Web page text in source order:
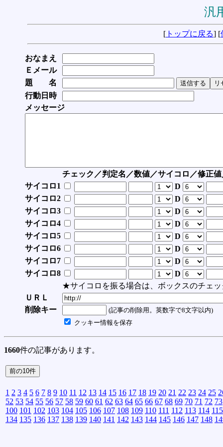
汎
[ トップに戻る] [
おなまえ
Ｅメール
題 名
行動日時
メッセージ
チェック／判定名／数値／サイコロ／修正
サイコロ1
D
サイコロ2
D
サイコロ3
D
サイコロ4
D
サイコロ5
D
サイコロ6
D
サイコロ7
D
サイコロ8
D
★サイコロを振る場合は、ボックスのチェッ
ＵＲＬ
削除キー
(記事の削除用。英数字で8文字以内)
クッキー情報を保存
1660件の記事があります。
1 2 3 4 5 6 7 8 9 10 11 12 13 14 15 16 17 18 19 20 21 22 23 24 25
52 53 54 55 56 57 58 59 60 61 62 63 64 65 66 67 68 69 70 71 72 73
100 101 102 103 104 105 106 107 108 109 110 111 112 113 114 115
134 135 136 137 138 139 140 141 142 143 144 145 146 147 148